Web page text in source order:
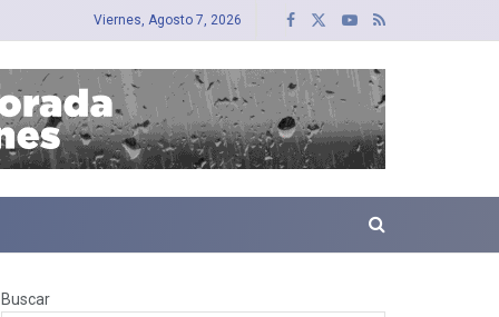
Viernes, Agosto 7, 2026
Buscar